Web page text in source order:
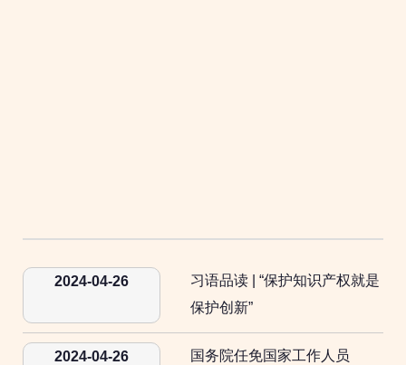
2024-04-26
习语品读 | “保护知识产权就是
保护创新”
2024-04-26 国务院任免国家工作人员